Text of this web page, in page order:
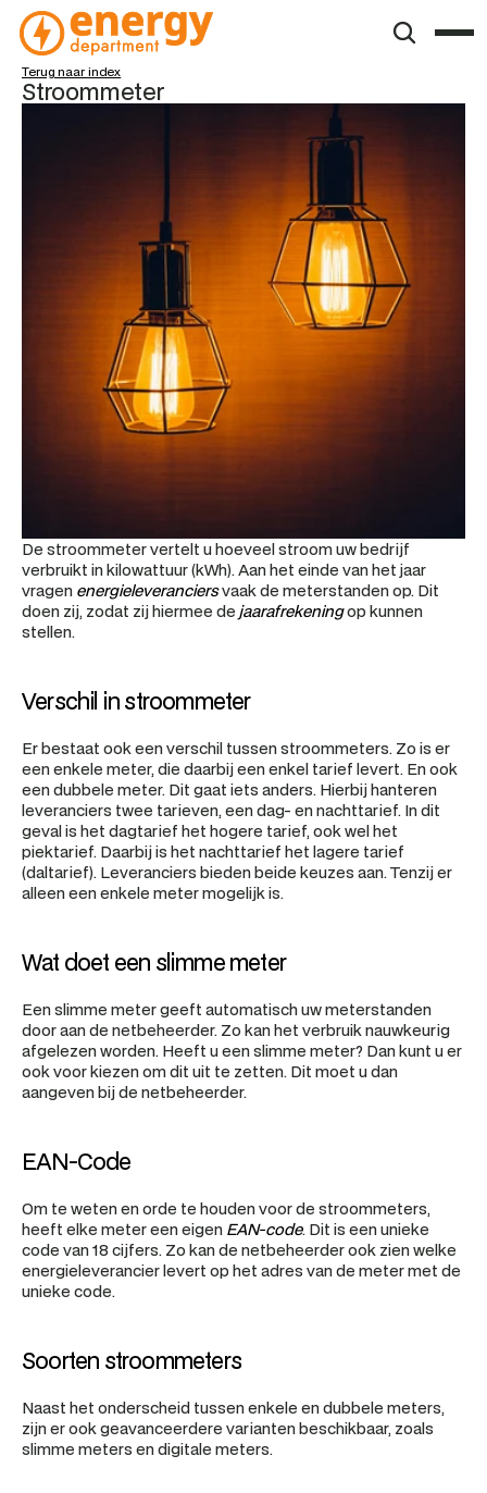
Terug naar index
Stroommeter
De stroommeter vertelt u hoeveel stroom uw bedrijf
verbruikt in kilowattuur (kWh). Aan het einde van het jaar
vragen energieleveranciers vaak de meterstanden op. Dit
doen zij, zodat zij hiermee de jaarafrekening op kunnen
stellen.
Verschil in stroommeter
Er bestaat ook een verschil tussen stroommeters. Zo is er
een enkele meter, die daarbij een enkel tarief levert. En ook
een dubbele meter. Dit gaat iets anders. Hierbij hanteren
leveranciers twee tarieven, een dag- en nachttarief. In dit
geval is het dagtarief het hogere tarief, ook wel het
piektarief. Daarbij is het nachttarief het lagere tarief
(daltarief). Leveranciers bieden beide keuzes aan. Tenzij er
alleen een enkele meter mogelijk is.
Wat doet een slimme meter
Een slimme meter geeft automatisch uw meterstanden
door aan de netbeheerder. Zo kan het verbruik nauwkeurig
afgelezen worden. Heeft u een slimme meter? Dan kunt u er
ook voor kiezen om dit uit te zetten. Dit moet u dan
aangeven bij de netbeheerder.
EAN-Code
Om te weten en orde te houden voor de stroommeters,
heeft elke meter een eigen EAN-code. Dit is een unieke
code van 18 cijfers. Zo kan de netbeheerder ook zien welke
energieleverancier levert op het adres van de meter met de
unieke code.
Soorten stroommeters
Naast het onderscheid tussen enkele en dubbele meters,
zijn er ook geavanceerdere varianten beschikbaar, zoals
slimme meters en digitale meters.